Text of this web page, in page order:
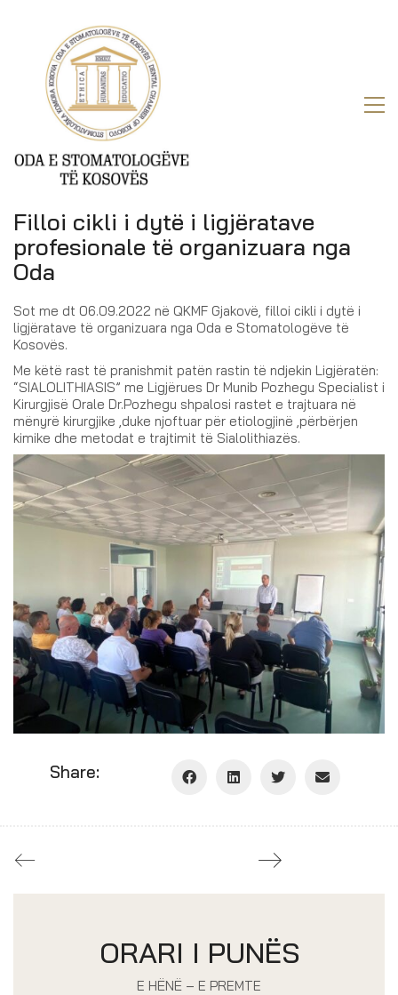
Filloi cikli i dytë i ligjëratave
profesionale të organizuara nga
Oda
Sot me dt 06.09.2022 në QKMF Gjakovë, filloi cikli i dytë i
ligjëratave të organizuara nga Oda e Stomatologëve të
Kosovës.
Me këtë rast të pranishmit patën rastin të ndjekin Ligjëratën:
“SIALOLITHIASIS” me Ligjërues Dr Munib Pozhegu Specialist i
Kirurgjisë Orale Dr.Pozhegu shpalosi rastet e trajtuara në
mënyrë kirurgjike ,duke njoftuar për etiologjinë ,përbërjen
kimike dhe metodat e trajtimit të Sialolithiazës.
Share:
ORARI I PUNËS
E HËNË – E PREMTE